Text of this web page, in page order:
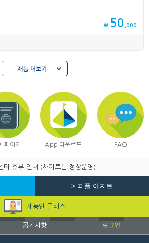
₩ 50 ,000
재능 더보기
페이지 App 다운로드 FAQ
휴무 안내 (사이트는 정상운영)...
> 피플 아지트
재능인 클래스
공지사항 로그인